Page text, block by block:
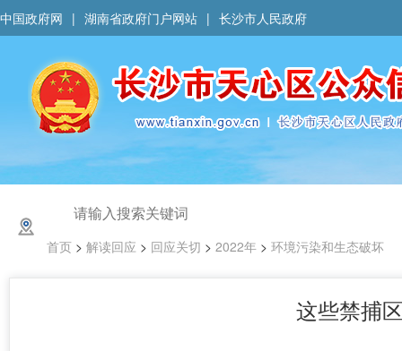
中国政府网 | 湖南省政府门户网站 | 长沙市人民政府
首页 > 解读回应 > 回应关切 > 2022年 > 环境污染和生态破坏
这些禁捕